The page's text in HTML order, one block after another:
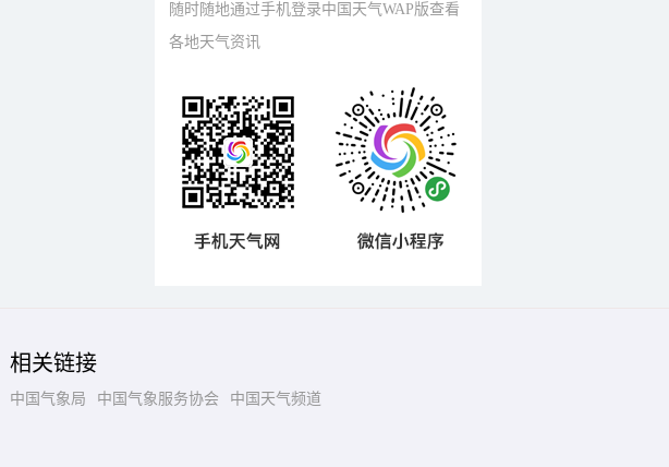
随时随地通过手机登录中国天气WAP版查看
各地天气资讯
相关链接
中国气象局 中国气象服务协会 中国天气频道